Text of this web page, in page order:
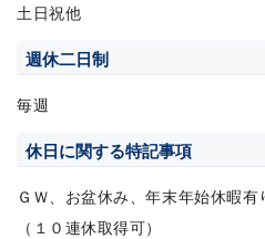
土日祝他
週休二日制
毎週
休日に関する特記事項
ＧＷ、お盆休み、年末年始休暇
（１０連休取得可）